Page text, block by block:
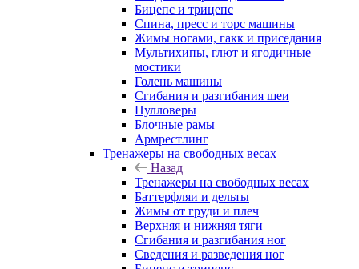
Бицепс и трицепс
Спина, пресс и торс машины
Жимы ногами, гакк и приседания
Мультихипы, глют и ягодичные
мостики
Голень машины
Сгибания и разгибания шеи
Пулловеры
Блочные рамы
Армрестлинг
Тренажеры на свободных весах
Назад
Тренажеры на свободных весах
Баттерфляи и дельты
Жимы от груди и плеч
Верхняя и нижняя тяги
Сгибания и разгибания ног
Сведения и разведения ног